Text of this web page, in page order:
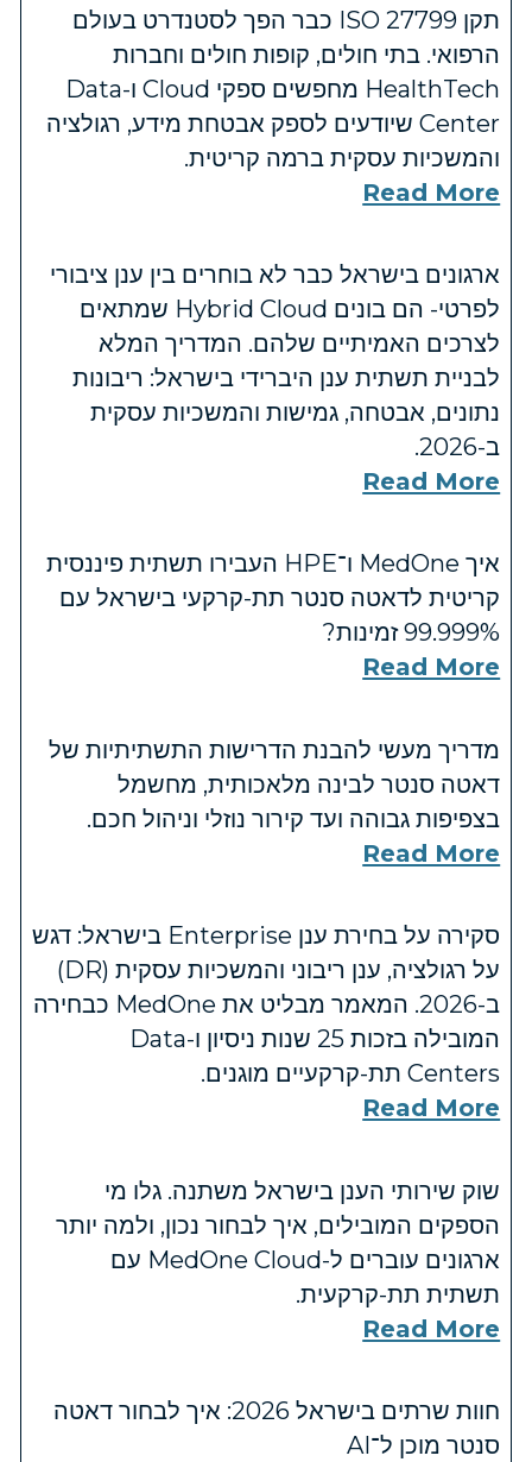
תקן ISO 27799 כבר הפך לסטנדרט בעולם
הרפואי. בתי חולים, קופות חולים וחברות
HealthTech מחפשים ספקי Cloud ו-Data
Center שיודעים לספק אבטחת מידע, רגולציה
והמשכיות עסקית ברמה קריטית.
Read More
ארגונים בישראל כבר לא בוחרים בין ענן ציבורי
לפרטי- הם בונים Hybrid Cloud שמתאים
לצרכים האמיתיים שלהם. המדריך המלא
לבניית תשתית ענן היברידי בישראל: ריבונות
נתונים, אבטחה, גמישות והמשכיות עסקית
ב-2026.
Read More
איך MedOne ו־HPE העבירו תשתית פיננסית
קריטית לדאטה סנטר תת-קרקעי בישראל עם
‎99.999%‎ זמינות?
Read More
מדריך מעשי להבנת הדרישות התשתיתיות של
דאטה סנטר לבינה מלאכותית, מחשמל
בצפיפות גבוהה ועד קירור נוזלי וניהול חכם.
Read More
סקירה על בחירת ענן Enterprise בישראל: דגש
על רגולציה, ענן ריבוני והמשכיות עסקית (DR)
ב-2026. המאמר מבליט את MedOne כבחירה
המובילה בזכות 25 שנות ניסיון ו-Data
Centers תת-קרקעיים מוגנים.
Read More
שוק שירותי הענן בישראל משתנה. גלו מי
הספקים המובילים, איך לבחור נכון, ולמה יותר
ארגונים עוברים ל-MedOne Cloud עם
תשתית תת-קרקעית.
Read More
חוות שרתים בישראל 2026: איך לבחור דאטה
סנטר מוכן ל־AI